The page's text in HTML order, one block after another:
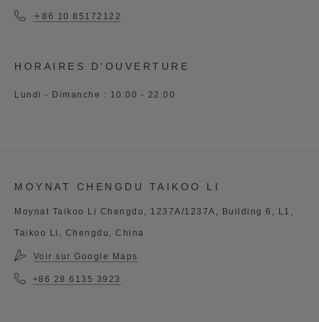
＋86 10 85172122
HORAIRES D'OUVERTURE
Lundi - Dimanche : 10:00 - 22:00
MOYNAT CHENGDU TAIKOO LI
Moynat Taikoo Li Chengdu, 1237A/1237A, Building 6, L1,
Taikoo Li, Chengdu, China
Voir sur Google Maps
+86 28 6135 3923